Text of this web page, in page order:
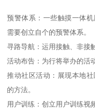
预警体系：一些触摸一体
需要创立自个的预警体系。
寻路导航：运用接触、非接
活动布告：为行将举办的活
推动社区活动：展现本地
的方法。
用户训练：创立用户训练视